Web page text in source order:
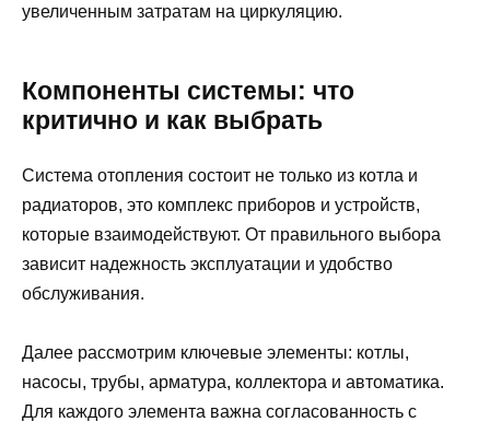
увеличенным затратам на циркуляцию.
Компоненты системы: что
критично и как выбрать
Система отопления состоит не только из котла и
радиаторов, это комплекс приборов и устройств,
которые взаимодействуют. От правильного выбора
зависит надежность эксплуатации и удобство
обслуживания.
Далее рассмотрим ключевые элементы: котлы,
насосы, трубы, арматура, коллектора и автоматика.
Для каждого элемента важна согласованность с